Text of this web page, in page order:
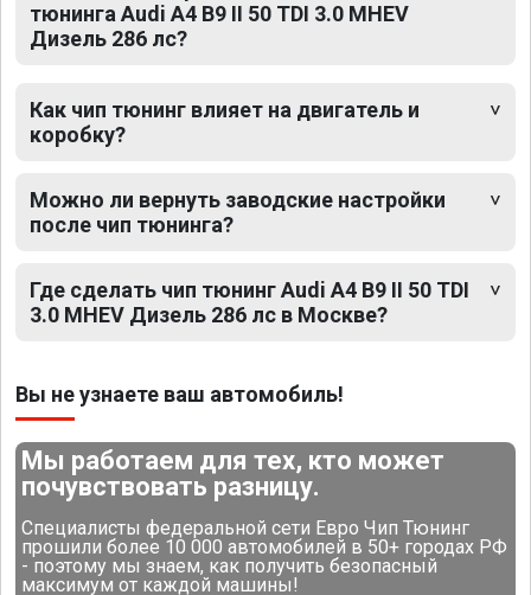
тюнинга Audi A4 B9 II 50 TDI 3.0 MHEV
Дизель 286 лс?
Как чип тюнинг влияет на двигатель и
коробку?
Можно ли вернуть заводские настройки
после чип тюнинга?
Где сделать чип тюнинг Audi A4 B9 II 50 TDI
3.0 MHEV Дизель 286 лс в Москве?
Вы не узнаете ваш автомобиль!
Мы работаем для тех, кто может
почувствовать разницу.
Специалисты федеральной сети Евро Чип Тюнинг
прошили более 10 000 автомобилей в 50+ городах РФ
- поэтому мы знаем, как получить безопасный
максимум от каждой машины!